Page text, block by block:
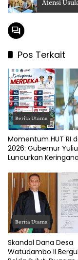
Atensi
Bitung Tipe
Pos Terkait
Berita Utama
Momentum HUT RI
2026: Gubernur
Luncurkan
Berita Utama
Skandal Dana Desa
Watudambo II